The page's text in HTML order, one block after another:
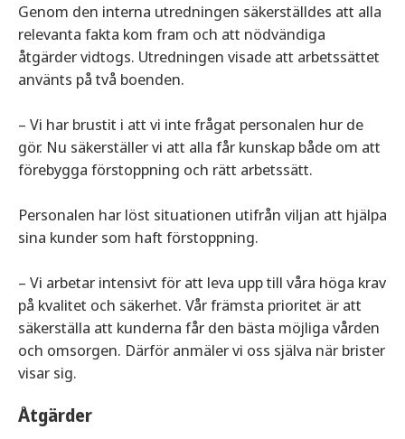
Genom den interna utredningen säkerställdes att alla
relevanta fakta kom fram och att nödvändiga
åtgärder vidtogs. Utredningen visade att arbetssättet
använts på två boenden.
– Vi har brustit i att vi inte frågat personalen hur de
gör. Nu säkerställer vi att alla får kunskap både om att
förebygga förstoppning och rätt arbetssätt.
Personalen har löst situationen utifrån viljan att hjälpa
sina kunder som haft förstoppning.
– Vi arbetar intensivt för att leva upp till våra höga krav
på kvalitet och säkerhet. Vår främsta prioritet är att
säkerställa att kunderna får den bästa möjliga vården
och omsorgen. Därför anmäler vi oss själva när brister
visar sig.
Åtgärder